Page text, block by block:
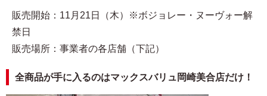
販売開始：11月21日（木）※ボジョレー・ヌーヴォー解
禁日
販売場所：事業者の各店舗（下記）
全商品が手に入るのはマックスバリュ岡崎美合店だけ！